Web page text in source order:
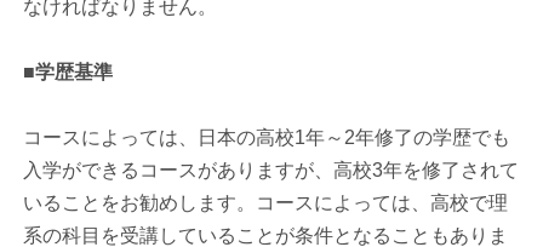
なければなりません。
■学歴基準
コースによっては、日本の高校1年～2年修了の学歴でも
入学ができるコースがありますが、高校3年を修了されて
いることをお勧めします。コースによっては、高校で理
系の科目を受講していることが条件となることもありま